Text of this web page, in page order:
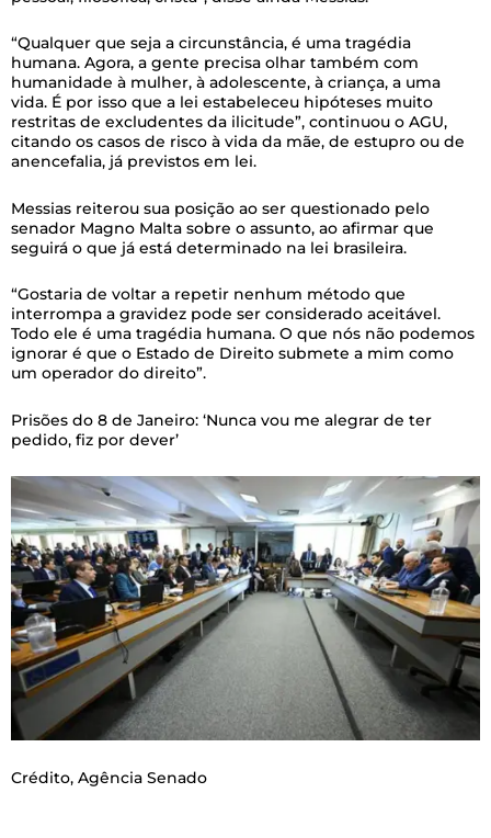
“Qualquer que seja a circunstância, é uma tragédia
humana. Agora, a gente precisa olhar também com
humanidade à mulher, à adolescente, à criança, a uma
vida. É por isso que a lei estabeleceu hipóteses muito
restritas de excludentes da ilicitude”, continuou o AGU,
citando os casos de risco à vida da mãe, de estupro ou de
anencefalia, já previstos em lei.
Messias reiterou sua posição ao ser questionado pelo
senador Magno Malta sobre o assunto, ao afirmar que
seguirá o que já está determinado na lei brasileira.
“Gostaria de voltar a repetir nenhum método que
interrompa a gravidez pode ser considerado aceitável.
Todo ele é uma tragédia humana. O que nós não podemos
ignorar é que o Estado de Direito submete a mim como
um operador do direito”.
Prisões do 8 de Janeiro: ‘Nunca vou me alegrar de ter
pedido, fiz por dever’
Crédito, Agência Senado